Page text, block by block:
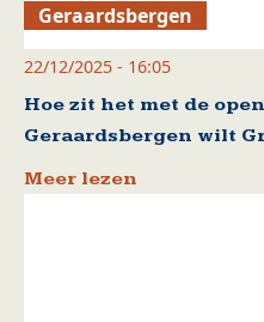
Geraardsbergen
22/12/2025 - 16:05
Hoe zit het met de
Geraardsbergen wilt
Meer lezen